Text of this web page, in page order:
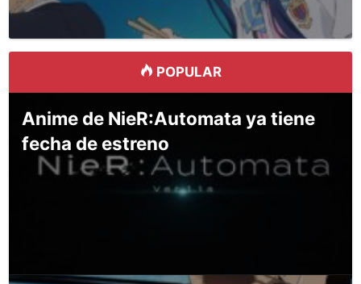
POPULAR
Anime de NieR:Automata ya tiene
fecha de estreno